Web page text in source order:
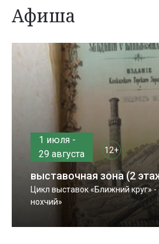
Афиша
1 июля -
29 августа
12+
выставочная зона (2
Цикл выставок «Ближний круг»
нохчий»